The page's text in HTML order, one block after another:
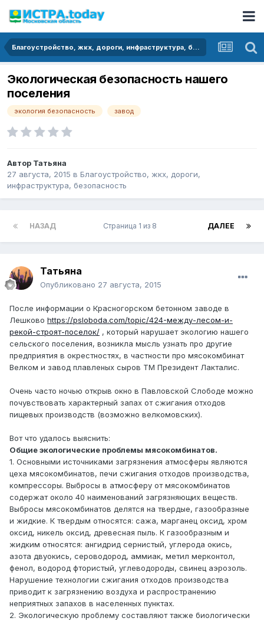
Благоустройство, жкх, дороги, инфраструктура, безопасность
Экологическая безопасность нашего
поселения
экология безопасность завод
Автор Татьяна
27 августа, 2015 в Благоустройство, жкх, дороги,
инфраструктура, безопасность
НАЗАД ДАЛЕЕ
Страница 1 из 8
Татьяна
Опубликовано 27 августа, 2015
После информации о Красногорском бетонном заводе в
Лешково https://psloboda.com/topic/424-между-лесом-и-
рекой-строят-поселок/ , который нарушает экологию нашего
сельского поселения, возникла мысль узнать про другие
предприятия в окрестностях, в частности про мясокомбинат
Велком и завод плавленых сыров ТМ Президент Лакталис.
Очень часто ночью открыв окно в Павловской Слободе можно
почувствовать характерный запах от сжигания отходов
пищевых производств (возможно велкомовских).
Вот что удалось выяснить:
Общие экологические проблемы мясокомбинатов.
1. Основными источниками загрязнения атмосферы являются
цеха мясокомбинатов, печи сжигания отходов производства,
компрессоры. Выбросы в атмосферу от мясокомбинатов
содержат около 40 наименований загрязняющих веществ.
Выбросы мясокомбинатов делятся на твердые, газообразные
и жидкие. К твердым относятся: сажа, марганец оксид, хром
оксид, никель оксид, древесная пыль. К газообразным и
жидким относятся: ангидрид сернистый, углерода окись,
азота двуокись, сероводород, аммиак, метил мерконтол,
фенол, водород фтористый, углеводороды, свинец аэрозоль.
Нарушение технологии сжигания отходов производства
приводит к загрязнению воздуха и распространению
неприятных запахов в населенных пунктах.
2. Экологическую проблему составляют также биологически